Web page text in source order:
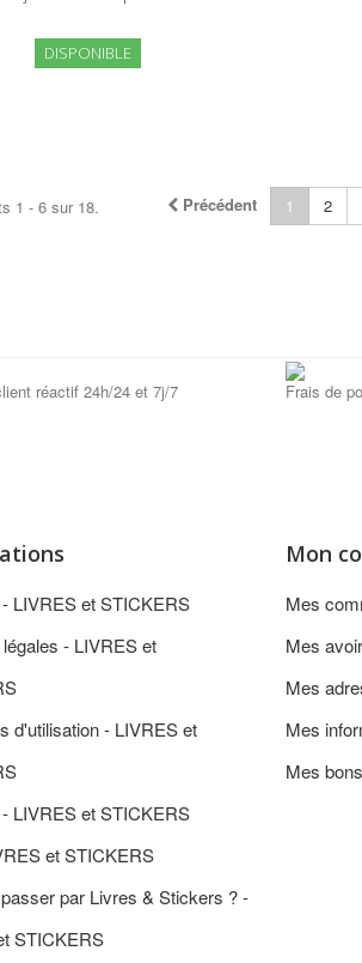
DISPONIBLE
Précédent 1 2
1 - 6 sur 18.
réactif 24h/24 et 7j/7 Frais de
LIVRES et STICKERS
- LIVRES et
d'utilisation - LIVRES et
LIVRES et STICKERS
et STICKERS
par Livres & Stickers ? -
STICKERS
Mon
Mes
Mes
Mes
Mes
Mes